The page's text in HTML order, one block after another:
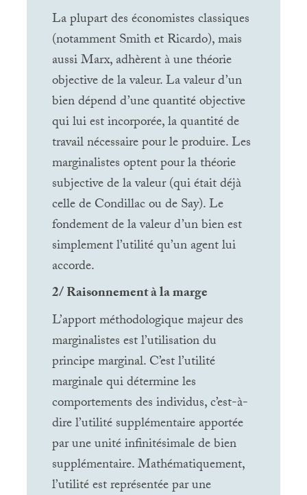
La plupart des économistes classiques
(notamment Smith et Ricardo), mais
aussi Marx, adhèrent à une théorie
objective de la valeur. La valeur d’un
bien dépend d’une quantité objective
qui lui est incorporée, la quantité de
travail nécessaire pour le produire. Les
marginalistes optent pour la théorie
subjective de la valeur (qui était déjà
celle de Condillac ou de Say). Le
fondement de la valeur d’un bien est
simplement l’utilité qu’un agent lui
accorde.
2/ Raisonnement à la marge
L’apport méthodologique majeur des
marginalistes est l’utilisation du
principe marginal. C’est l’utilité
marginale qui détermine les
comportements des individus, c’est-à-
dire l’utilité supplémentaire apportée
par une unité infinitésimale de bien
supplémentaire. Mathématiquement,
l’utilité est représentée par une